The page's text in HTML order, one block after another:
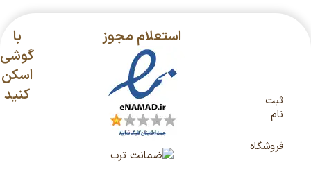
ثبت
نام
فروشگاه
استعلام مجوز
با
گوشی
اسکن
کنید